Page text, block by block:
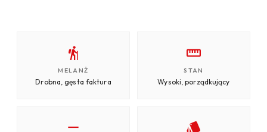
MELANŻ
Drobna, gęsta faktura
STAN
Wysoki, porządkujący